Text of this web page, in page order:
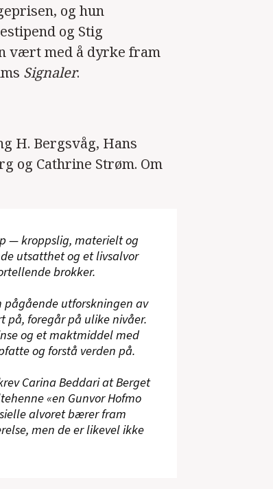
og hun
og Stig
vært med å dyrke fram
Signaler.
H. Bergsvåg, Hans
og Cathrine Strøm. Om
— kroppslig, materielt og
utsatthet og et livsalvor
brokker.
pågående utforskningen av
på, foregår på ulike nivåer.
og et maktmiddel med
og forstå verden på.
Carina Beddari at Berget
«en Gunvor Hofmo
alvoret bærer fram
men de er likevel ikke